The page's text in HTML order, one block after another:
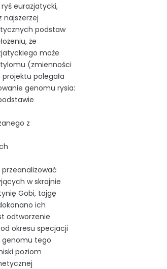
eurazjatycki,
podstaw
że
może
(zmienności
polegała
genomu rysia:
z
w skrajnie
Gobi, tajgę
ich
odtworzenie
okresu specjacji
genomu tego
poziom